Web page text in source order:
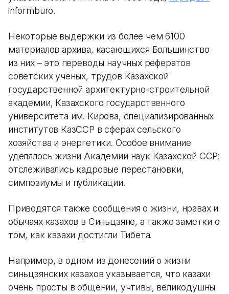
informburo.
Некоторые выдержки из более чем 6100
материалов архива, касающихся Большинство
из них – это переводы научных рефератов
советских ученых, трудов Казахской
государственной архитектурно-строительной
академии, Казахского государственного
университета им. Кирова, специализированных
институтов КазССР в сферах сельского
хозяйства и энергетики. Особое внимание
уделялось жизни Академии наук Казахской ССР:
отслеживались кадровые перестановки,
симпозиумы и публикации.
Приводятся также сообщения о жизни, нравах и
обычаях казахов в Синьцзяне, а также заметки о
том, как казахи достигли Тибета.
Например, в одном из донесений о жизни
синьцзянских казахов указывается, что казахи
очень просты в общении, учтивы, великодушны